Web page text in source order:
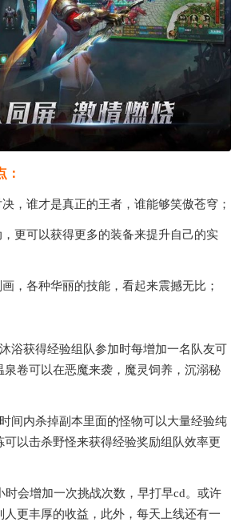
：
，谁才是真正的王者，谁能够笑傲苍穹；
更可以获得更多的装备来提升自己的实
，各种华丽的技能，看起来震撼无比；
浴获得经验组队参加时每增加一名队友可
泉卷可以在恶魔来袭，魔灵饲养，沉溺秘
间内杀掉副本里面的怪物可以大量经验纯
可以击杀野怪来获得经验奖励组队效率更
时会增加一次挑战次数，早打早cd。或许
人更丰厚的收益，此外，每天上线还有一